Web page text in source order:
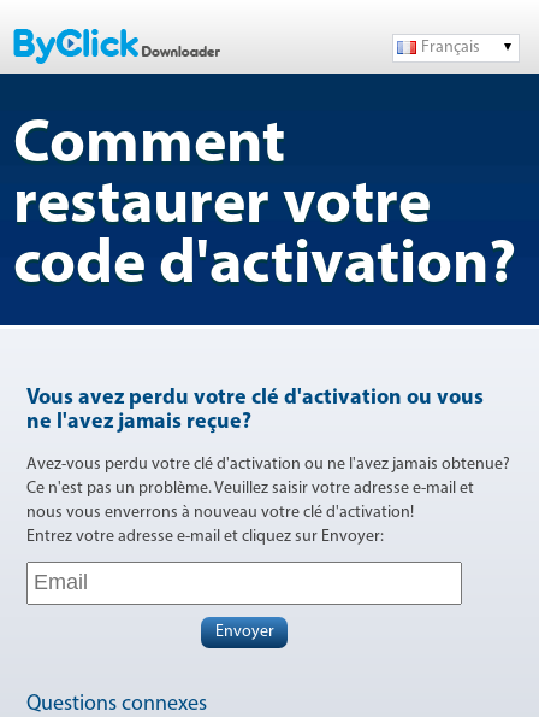
Français
Comment
restaurer votre
code d'activation?
Vous avez perdu votre clé d'activation ou vous
ne l'avez jamais reçue?
Avez-vous perdu votre clé d'activation ou ne l'avez jamais obtenue?
Ce n'est pas un problème. Veuillez saisir votre adresse e-mail et
nous vous enverrons à nouveau votre clé d'activation!
Entrez votre adresse e-mail et cliquez sur Envoyer:
Envoyer
Questions connexes